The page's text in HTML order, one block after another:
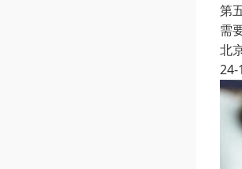
第
需
北
24-